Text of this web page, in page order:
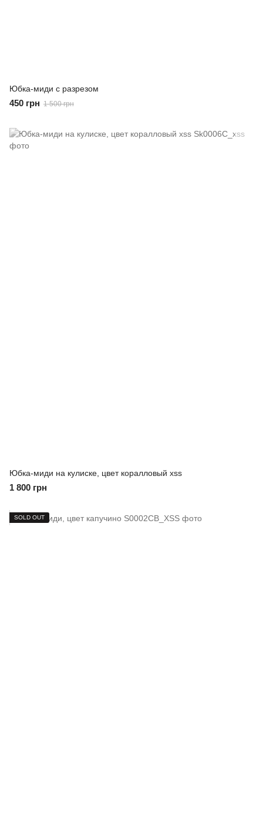
Юбка-миди с разрезом
450 грн 1 500 грн
Юбка-миди на кулиске, цвет коралловый xss
1 800 грн
SOLD OUT